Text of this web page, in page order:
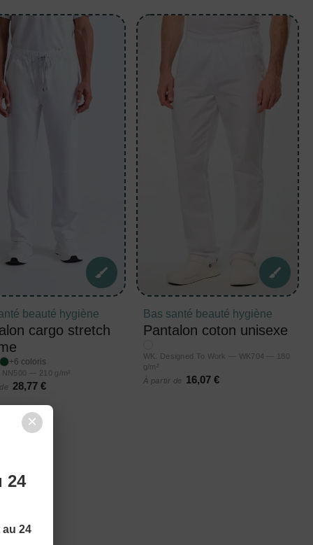
×
24
au 24
beauté hygiène
cargo stretch
+6 coloris
— 210 g/m²
28,77 €
Bas santé beauté hygiène
Pantalon coton unisexe
WK. Designed To Work — WK704 — 180
g/m²
À partir de
16,07 €